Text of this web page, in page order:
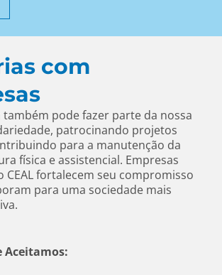
com
também pode fazer parte da nossa
patrocinando projetos
para a manutenção da
física e assistencial. Empresas
CEAL fortalecem seu compromisso
para uma sociedade mais
Aceitamos: